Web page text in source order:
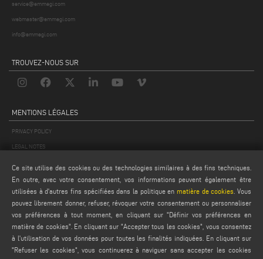
service@emmegi.com
webmaster@emmegi.com
info@emmegi.com
TROUVEZ-NOUS SUR
MENTIONS LÉGALES
PRIVACY POLICY
LEGAL NOTES
CONDITIONS GÉNÉRALES DE VENTE
CONDITIONS GÉNÉRALES DE DISTRIBUTION
PARAMÈTRES DES COOKIES
Ce site utilise des cookies ou des technologies similaires à des fins techniques.
En outre, avec votre consentement, vos informations peuvent également être
utilisées à d'autres fins spécifiées dans la politique en matière de cookies . Vous
pouvez librement donner, refuser, révoquer votre consentement ou personnaliser
vos préférences à tout moment, en cliquant sur "Définir vos préférences en
matière de cookies". En cliquant sur "Accepter tous les cookies", vous consentez
à l'utilisation de vos données pour toutes les finalités indiquées. En cliquant sur
"Refuser les cookies", vous continuerez à naviguer sans accepter les cookies